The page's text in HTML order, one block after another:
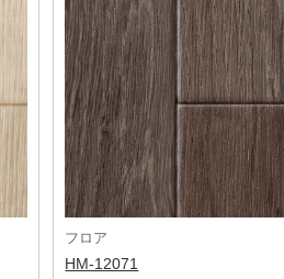
フロア
HM-12071